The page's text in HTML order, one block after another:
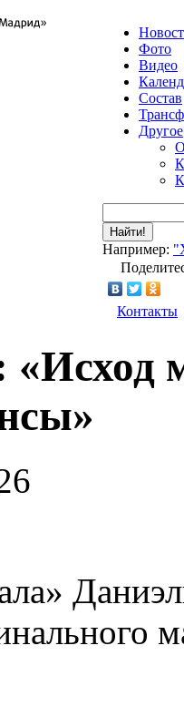
Фото
Видео
Состав
Другое
Найти!
Например:
Контакты